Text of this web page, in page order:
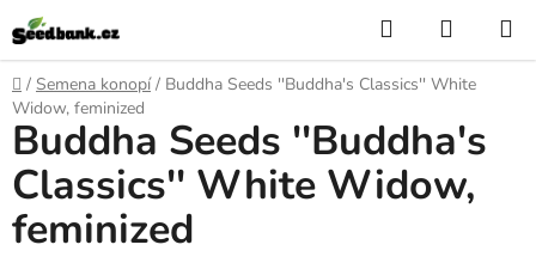
Přejít
na
obsah
Hledat
KOŠÍK
Domů
/ Semena konopí / Buddha Seeds ''Buddha's Classics'' White
Widow, feminized
Buddha Seeds ''Buddha's
Classics'' White Widow,
feminized